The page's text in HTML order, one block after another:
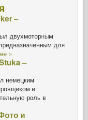
–
двухмоторным
для
»
–
немецким
и
роль в
и